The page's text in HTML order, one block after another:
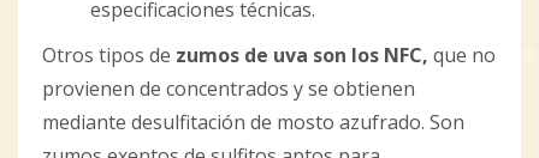
especificaciones técnicas.
Otros tipos de zumos de uva son los NFC, que no
provienen de concentrados y se obtienen
mediante desulfitación de mosto azufrado. Son